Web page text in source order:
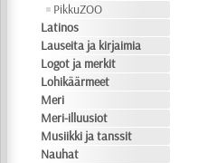
PikkuZOO
Latinos
Lauseita ja kirjaimia
Logot ja merkit
Lohikäärmeet
Meri
Meri-illuusiot
Musiikki ja tanssit
Nauhat